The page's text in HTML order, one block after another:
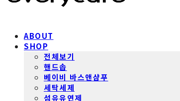
ABOUT
SHOP
전체보기
핸드솝
베이비 바스앤샴푸
세탁세제
섬유유연제